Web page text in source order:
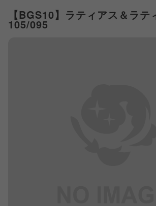
【BGS10】ラティアス＆ラテ
105/095